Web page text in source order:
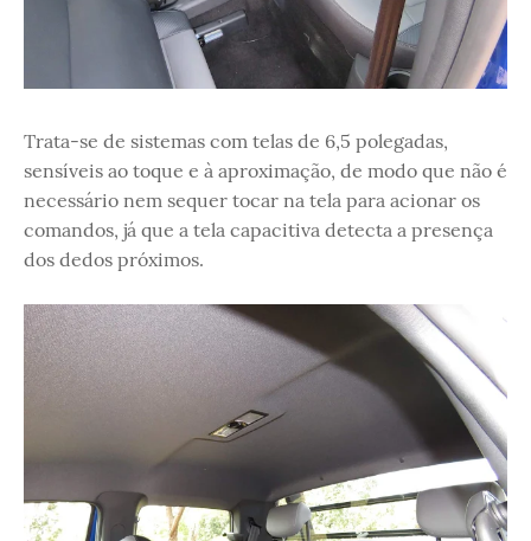
Trata-se de sistemas com telas de 6,5 polegadas,
sensíveis ao toque e à aproximação, de modo que não é
necessário nem sequer tocar na tela para acionar os
comandos, já que a tela capacitiva detecta a presença
dos dedos próximos.